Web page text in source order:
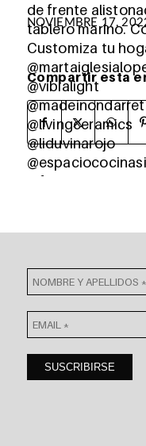
de frente
tablero marino.
Customiza tu
@vibialight
@livingceramics
@liduvinarojo
NOVIEMBRE 17,
Compartir esta